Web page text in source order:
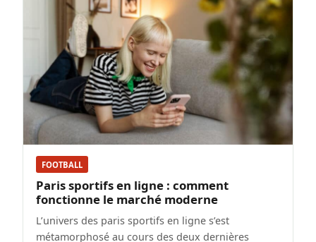
FOOTBALL
Paris sportifs en ligne : comment
fonctionne le marché moderne
L’univers des paris sportifs en ligne s’est
métamorphosé au cours des deux dernières